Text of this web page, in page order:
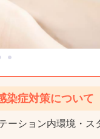
染症対策について
ション内環境・